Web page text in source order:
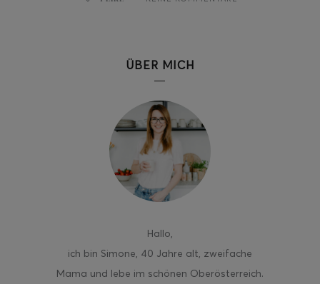
ÜBER MICH
Hallo,
ich bin Simone, 40 Jahre alt, zweifache
Mama und lebe im schönen Oberösterreich.